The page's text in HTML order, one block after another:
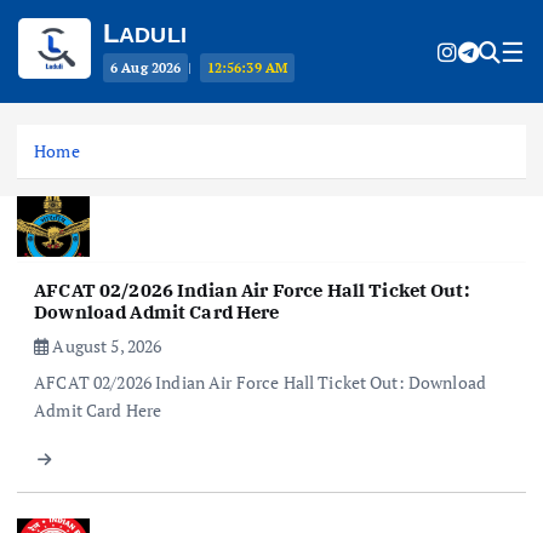
Home
AFCAT 02/2026 Indian Air Force Hall Ticket Out:
Download Admit Card Here
August 5, 2026
AFCAT 02/2026 Indian Air Force Hall Ticket Out: Download
Admit Card Here
LADULI
6 Aug 2026 | 12:56:39 AM ☰